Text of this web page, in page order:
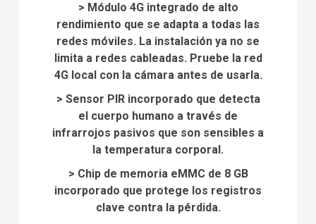
> Módulo 4G integrado de alto
rendimiento que se adapta a todas las
redes móviles. La instalación ya no se
limita a redes cableadas. Pruebe la red
4G local con la cámara antes de usarla.
> Sensor PIR incorporado que detecta
el cuerpo humano a través de
infrarrojos pasivos que son sensibles a
la temperatura corporal.
> Chip de memoria eMMC de 8 GB
incorporado que protege los registros
clave contra la pérdida.